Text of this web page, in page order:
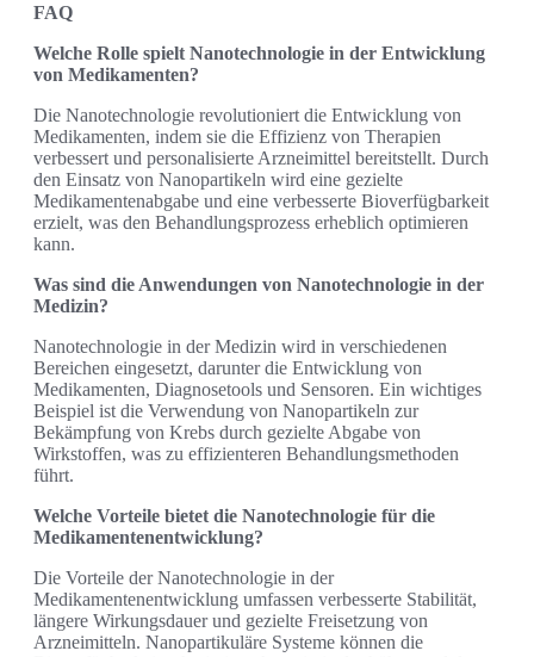
FAQ
Welche Rolle spielt Nanotechnologie in der Entwicklung
von Medikamenten?
Die Nanotechnologie revolutioniert die Entwicklung von
Medikamenten, indem sie die Effizienz von Therapien
verbessert und personalisierte Arzneimittel bereitstellt. Durch
den Einsatz von Nanopartikeln wird eine gezielte
Medikamentenabgabe und eine verbesserte Bioverfügbarkeit
erzielt, was den Behandlungsprozess erheblich optimieren
kann.
Was sind die Anwendungen von Nanotechnologie in der
Medizin?
Nanotechnologie in der Medizin wird in verschiedenen
Bereichen eingesetzt, darunter die Entwicklung von
Medikamenten, Diagnosetools und Sensoren. Ein wichtiges
Beispiel ist die Verwendung von Nanopartikeln zur
Bekämpfung von Krebs durch gezielte Abgabe von
Wirkstoffen, was zu effizienteren Behandlungsmethoden
führt.
Welche Vorteile bietet die Nanotechnologie für die
Medikamentenentwicklung?
Die Vorteile der Nanotechnologie in der
Medikamentenentwicklung umfassen verbesserte Stabilität,
längere Wirkungsdauer und gezielte Freisetzung von
Arzneimitteln. Nanopartikuläre Systeme können die